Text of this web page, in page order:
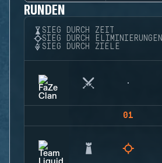
RUNDEN
SIEG DURCH ZEIT
SIEG DURCH ELIMINIERUNGEN
SIEG DURCH ZIELE
01